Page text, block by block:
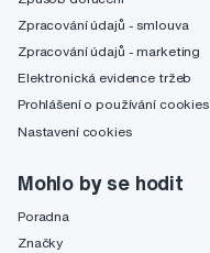
Zpracování údajů - smlouva
Zpracování údajů - marketing
Elektronická evidence tržeb
Prohlášení o používání cookies
Nastavení cookies
Mohlo by se hodit
Poradna
Značky